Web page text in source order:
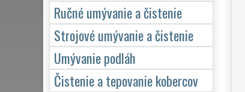
Ručné umývanie a čistenie
Strojové umývanie a čistenie
Umývanie podláh
Čistenie a tepovanie kobercov